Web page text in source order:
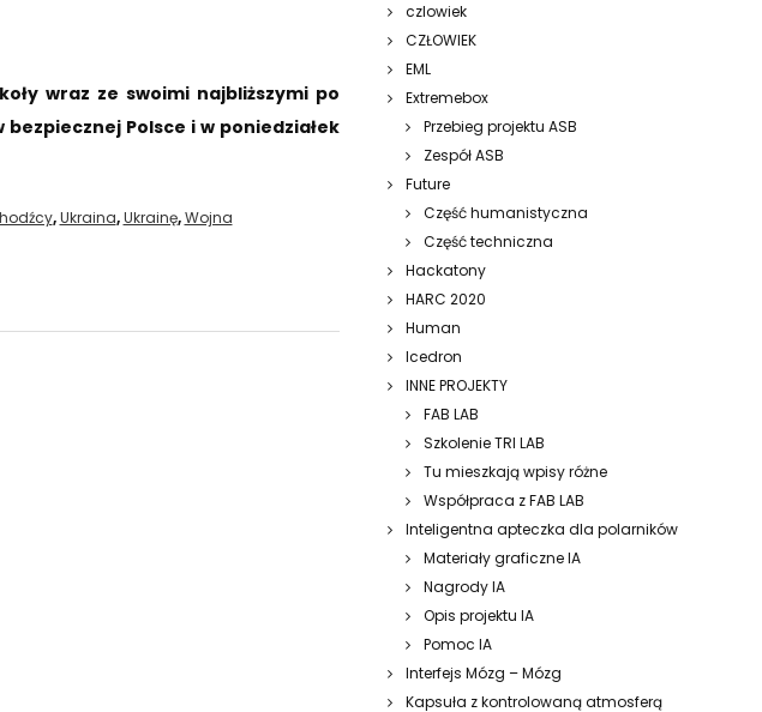
wraz ze swoimi najbliższymi po
Polsce i w poniedziałek
,Ukraina,Ukrainę,Wojna
czlowiek
CZŁOWIEK
EML
Extremebox
Przebieg projektu ASB
Zespół ASB
Future
Część humanistyczna
Część techniczna
Hackatony
HARC 2020
Human
Icedron
INNE PROJEKTY
FAB LAB
Szkolenie TRI LAB
Tu mieszkają wpisy różne
Współpraca z FAB LAB
Inteligentna apteczka dla polarników
Materiały graficzne IA
Nagrody IA
Opis projektu IA
Pomoc IA
Interfejs Mózg – Mózg
Kapsuła z kontrolowaną atmosferą